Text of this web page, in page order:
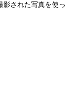
れた写真を使っ